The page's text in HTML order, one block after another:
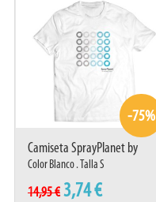
-75%
Camiseta SprayPlanet by
Montana Colors
Color Blanco . Talla S
14,95 € 3,74 €